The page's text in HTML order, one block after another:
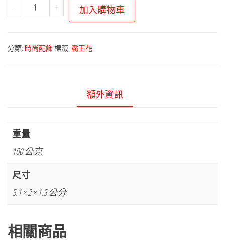
-
可
中
險
列
霸
花
孔
耳
+ 加入購物車
分類: 時尚配飾標籤: 霸王花
額外資訊
重量
100 公克
尺寸
5.1 × 2 × 1.5 公分
相關商品